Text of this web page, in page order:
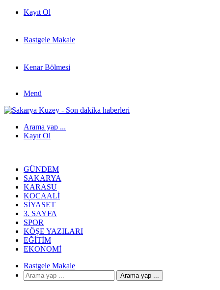
Kayıt Ol
Rastgele Makale
Kenar Bölmesi
Menü
Arama yap ...
Kayıt Ol
GÜNDEM
SAKARYA
KARASU
KOCAALI
SIYASET
3. SAYFA
SPOR
KÖŞE YAZILARI
EĞITIM
EKONOMI
Rastgele Makale
Arama yap ...